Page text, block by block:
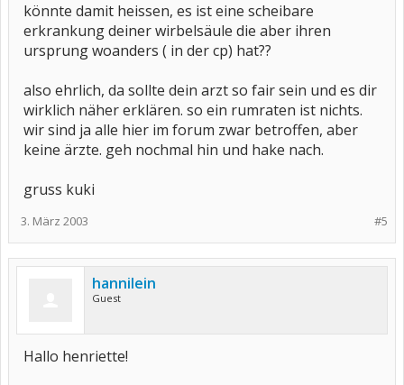
könnte damit heissen, es ist eine scheibare
erkrankung deiner wirbelsäule die aber ihren
ursprung woanders ( in der cp) hat??
also ehrlich, da sollte dein arzt so fair sein und es dir
wirklich näher erklären. so ein rumraten ist nichts.
wir sind ja alle hier im forum zwar betroffen, aber
keine ärzte. geh nochmal hin und hake nach.
gruss kuki
#5
3. März 2003
hannilein
Guest
Hallo henriette!